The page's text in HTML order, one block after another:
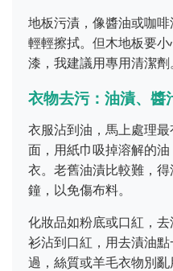
地板污漬，像醬油或咖啡
輕輕擦拭。但木地板要
漆，我建議用專用清潔劑
衣物去污：油漬、醬
衣服沾到油，馬上處理
面，用紙巾吸掉溶解的
衣。老舊油漬比較難，
鐘，以免傷布料。
化妝品如粉底或口紅，
衫沾到口紅，用去漬油
過，絲質或羊毛衣物別亂